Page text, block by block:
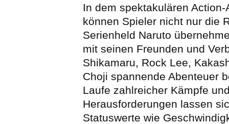
In dem spektakulären Action-
können Spieler nicht nur die
Serienheld Naruto
mit seinen Freunden und
Shikamaru, Rock Lee,
Choji spannende Abenteuer
Laufe zahlreicher Kämpfe
Herausforderungen lassen
Statuswerte wie